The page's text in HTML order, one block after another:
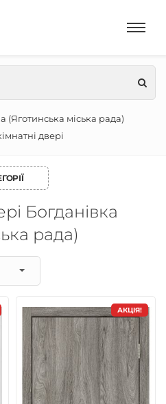
(Яготинська міська рада)
двері
Богданівка
рада)
АКЦІЯ!